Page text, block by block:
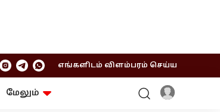
எங்களிடம் விளம்பரம் செய்ய
மேலும்